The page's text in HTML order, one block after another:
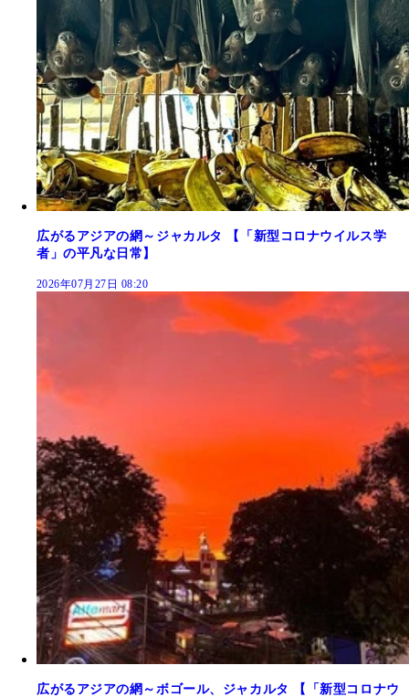
広がるアジアの網～ジャカルタ 【「新型コロナウイルス学
者」の平凡な日常】
2026年07月27日 08:20
広がるアジアの網～ボゴール、ジャカルタ 【「新型コロナウ